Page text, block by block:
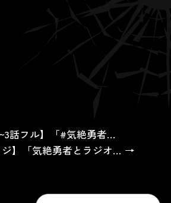
話フル】「#気絶勇者…
ジ】「気絶勇者とラジオ… →